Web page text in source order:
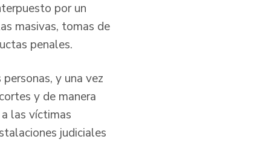
por un
masivas, tomas de
penales.
y una vez
y de manera
las víctimas
judiciales